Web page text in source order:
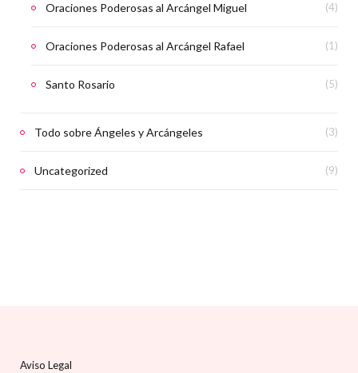
Oraciones Poderosas al Arcángel Miguel (4)
Oraciones Poderosas al Arcángel Rafael (1)
Santo Rosario (5)
Todo sobre Ángeles y Arcángeles (3)
Uncategorized (9)
Aviso Legal